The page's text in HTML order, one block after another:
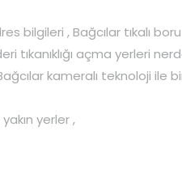
bilgileri , Bağcılar tıkalı
tıkanıklığı açma yerleri
kameralı teknoloji ile
yerler ,